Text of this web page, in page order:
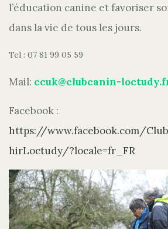
l’éducation canine et favoriser
dans la vie de tous les jours.
Tel : 07 81 99 05 59
Mail: ccuk@clubcanin-
Facebook :
https://www.facebook.com/
hirLoctudy/?locale=fr_FR